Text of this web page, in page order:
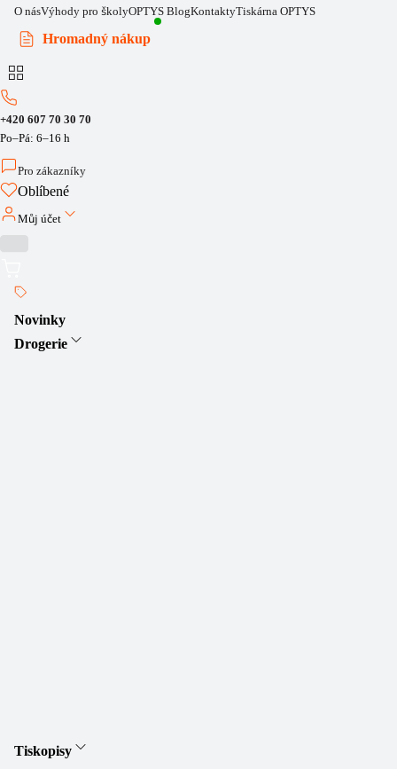
O násVýhody pro školyOPTYS BlogKontaktyTiskárna OPTYS
Hromadný nákup
+420 607 70 30 70
Po–Pá: 6–16 h
Pro zákazníky
Oblíbené
Můj účet
Novinky
Drogerie
Tiskopisy